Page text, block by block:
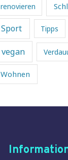
renovieren
Sport Tipps
vegan
Wohnen